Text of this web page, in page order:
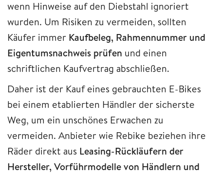
wenn Hinweise auf den Diebstahl ignoriert
wurden. Um Risiken zu vermeiden, sollten
Käufer immer Kaufbeleg, Rahmennummer und
Eigentumsnachweis prüfen und einen
schriftlichen Kaufvertrag abschließen.
Daher ist der Kauf eines gebrauchten E-Bikes
bei einem etablierten Händler der sicherste
Weg, um ein unschönes Erwachen zu
vermeiden. Anbieter wie Rebike beziehen ihre
Räder direkt aus Leasing-Rückläufern der
Hersteller, Vorführmodelle von Händlern und